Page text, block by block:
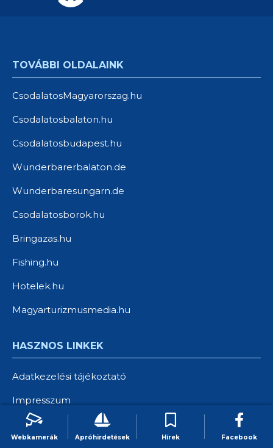
TOVÁBBI OLDALAINK
CsodalatosMagyarorszag.hu
Csodalatosbalaton.hu
Csodalatosbudapest.hu
Wunderbarerbalaton.de
Wunderbaresungarn.de
Csodalatosborok.hu
Bringazas.hu
Fishing.hu
Hotelek.hu
Magyarturizmusmedia.hu
HASZNOS LINKEK
Adatkezelési tájékoztató
Impresszum
Médiaajánlat
Webkamerák Apróhirdetések Hírek Facebook